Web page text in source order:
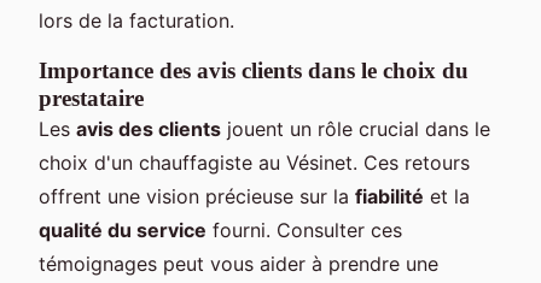
lors de la facturation.
Importance des avis clients dans le choix du
prestataire
Les avis des clients jouent un rôle crucial dans le
choix d'un chauffagiste au Vésinet. Ces retours
offrent une vision précieuse sur la fiabilité et la
qualité du service fourni. Consulter ces
témoignages peut vous aider à prendre une